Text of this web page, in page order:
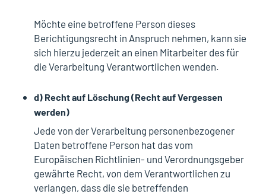
Möchte eine betroffene Person dieses
Berichtigungsrecht in Anspruch nehmen, kann sie
sich hierzu jederzeit an einen Mitarbeiter des für
die Verarbeitung Verantwortlichen wenden.
d) Recht auf Löschung (Recht auf Vergessen
werden)
Jede von der Verarbeitung personenbezogener
Daten betroffene Person hat das vom
Europäischen Richtlinien- und Verordnungsgeber
gewährte Recht, von dem Verantwortlichen zu
verlangen, dass die sie betreffenden